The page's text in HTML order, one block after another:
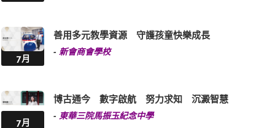
7月
善用多元教學資源 守護孩童快樂成長
- 新會商會學校
7月
博古通今 數字啟航 努力求知 沉澱智慧
- 東華三院馬振玉紀念中學